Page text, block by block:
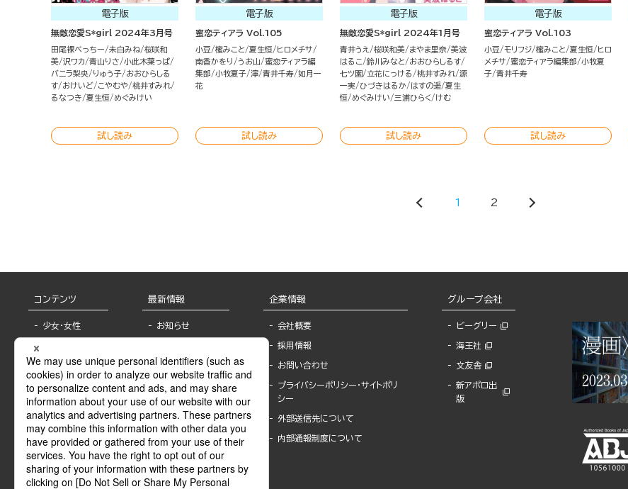
電子版
無敵恋愛S*girl 2024年3月号
田尾裸べっちー 未白みね 桜咲和
美 沢ワカ 青山りさ
小此木葉っぱ
バニラ梨央
りゅう子
おおひらしる
す
おけいど こやむや
桃井すみれ
るなつき
夏生恒 めぐみけい
試し読み
電子版
蜜恋ティアラ Vol.105
小豆 櫁みこと 夏生恒
ヒロメチサ
南香かをり
うお山
蜜恋ティアラ編
集部
小牧夏子 濘 青井千寿 如月一
花
試し読み
電子版
無敵恋愛S*girl 2024年1月号
青井うえ 桜咲和美 まやま里奈 美波
はるこ
鈴川みなと
おおひらしるす
七ツ園
立花にっける 桃井すみれ 源
一実 ひづきはるか はすの遥 夏生
恒
めぐみけい 三浦ひらく けむ
試し読み
電子版
蜜恋ティアラ Vol.103
小豆 モリフジ 櫁みこと 夏生恒
ヒロ
メチサ
蜜恋ティアラ編集部
小牧夏
子 青井千寿
試し読み
1 2
コンテンツ
少女・女性
BL
ライトノベル
青年・一般
グラビア・写真
モーター誌
SPECIAL
最新情報
お知らせ
報
書店様へ
海外ライセンシー
公式SNSアカウ
ント
作家一覧
Keyword list
企業情報
会社概要
採用情報
お問い合わせ
プライバシーポリシー・サイトポリ
シー
外部送信先について
内部通報制度について
グループ会社
ビーグリー
海王社
文友舎
新アポロ出
版